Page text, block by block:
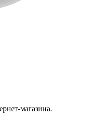
магазина.